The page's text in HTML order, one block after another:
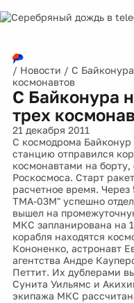
/ Новости / С
космонавтов
С Байконура
трех
21 декабря 2011
С космодрома
станцию отправился
космонавтами на
Роскосмоса. Старт
расчетное время.
ТМА-03М" успешно
вышел на
МКС запланирована на
корабля находятся
Кононенко, астронавт
агентства Андре
Петтит. Их дублерами
Сунита Уильямс и
экипажа МКС